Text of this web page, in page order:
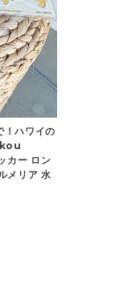
！ハワイの
カー ロン
メリア 水